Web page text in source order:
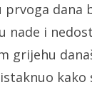
prvoga dana
nade i
grijehu
kako